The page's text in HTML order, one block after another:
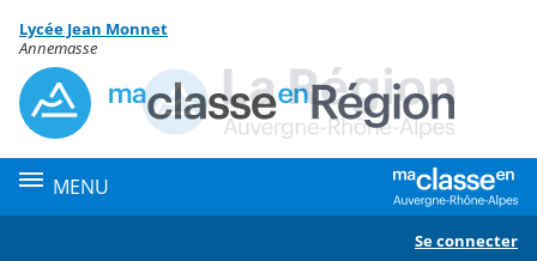
Menu de la rubrique
Contenu
Lycée Jean Monnet
Annemasse
MENU
Se connecter